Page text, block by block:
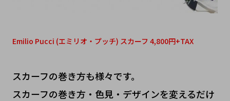
Emilio Pucci (エミリオ・プッチ) スカーフ 4,800円+TAX
スカーフの巻き方も様々です。
スカーフの巻き方・色見・デザインを変えるだけ